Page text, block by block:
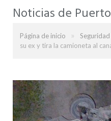
Noticias de
Página de inicio » Seguridad
su ex y tira la camioneta al